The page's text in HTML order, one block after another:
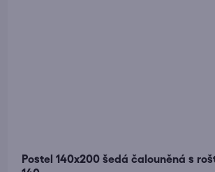
Postel 140x200 šedá čalouněná s